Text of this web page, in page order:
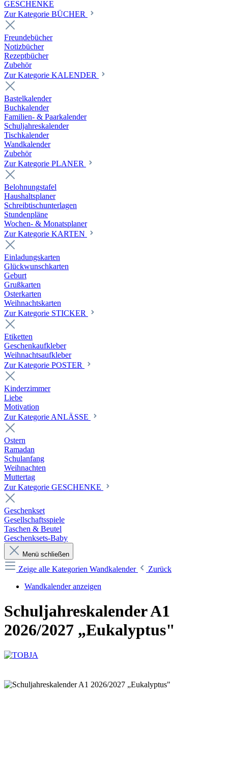
GESCHENKE
Zur Kategorie BÜCHER
Freundebücher
Notizbücher
Rezeptbücher
Zubehör
Zur Kategorie KALENDER
Bastelkalender
Buchkalender
Familien- & Paarkalender
Schuljahreskalender
Tischkalender
Wandkalender
Zubehör
Zur Kategorie PLANER
Belohnungstafel
Haushaltsplaner
Schreibtischunterlagen
Stundenpläne
Wochen- & Monatsplaner
Zur Kategorie KARTEN
Einladungskarten
Glückwunschkarten
Geburt
Grußkarten
Osterkarten
Weihnachtskarten
Zur Kategorie STICKER
Etiketten
Geschenkaufkleber
Weihnachtsaufkleber
Zur Kategorie POSTER
Kinderzimmer
Liebe
Motivation
Zur Kategorie ANLÄSSE
Ostern
Ramadan
Schulanfang
Weihnachten
Muttertag
Zur Kategorie GESCHENKE
Geschenkset
Gesellschaftsspiele
Taschen & Beutel
Geschenksets-Baby
Menü schließen
Zeige alle Kategorien Wandkalender
Zurück
Wandkalender anzeigen
Schuljahreskalender A1
2026/2027 „Eukalyptus"